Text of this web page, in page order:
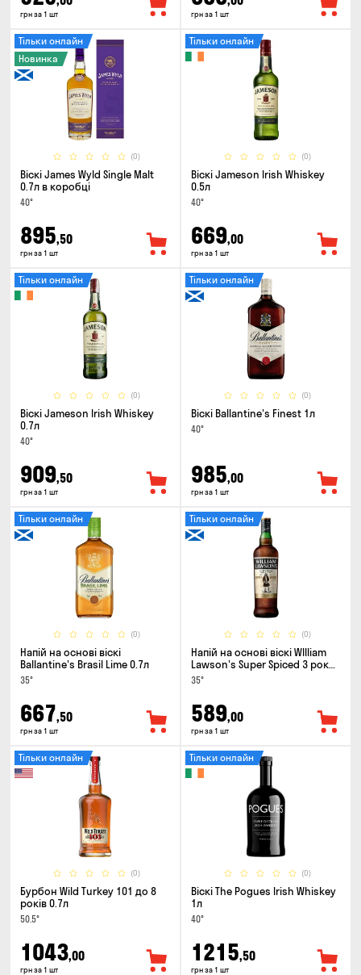
грн за 1 шт грн за 1 шт
(0)
Тільки онлайн
Новинка
Віскі James Wyld Single Malt
0.7л в коробці
40°
895,50
грн за 1 шт
(0)
Тільки онлайн
Віскі Jameson Irish Whiskey
0.5л
40°
669,00
грн за 1 шт
(0)
Тільки онлайн
Віскі Jameson Irish Whiskey
0.7л
40°
909,50
грн за 1 шт
(0)
Тільки онлайн
Віскі Ballantine's Finest 1л
40°
985,00
грн за 1 шт
(0)
Тільки онлайн
Напій на основі віскі
Ballantine's Brasil Lime 0.7л
35°
667,50
грн за 1 шт
(0)
Тільки онлайн
Напій на основі віскі WIlliam
Lawson's Super Spiced 3 роки
0.7л
35°
589,00
грн за 1 шт
(0)
Тільки онлайн
Бурбон Wild Turkey 101 до 8
років 0.7л
50.5°
1043,00
грн за 1 шт
(0)
Тільки онлайн
Віскі The Pogues Irish Whiskey
1л
40°
1215,50
грн за 1 шт